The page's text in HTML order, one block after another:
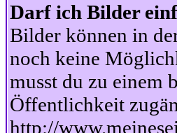
Darf ich Bilder
Bilder können in
noch keine
musst du zu einem
Öffentlichkeit
http://